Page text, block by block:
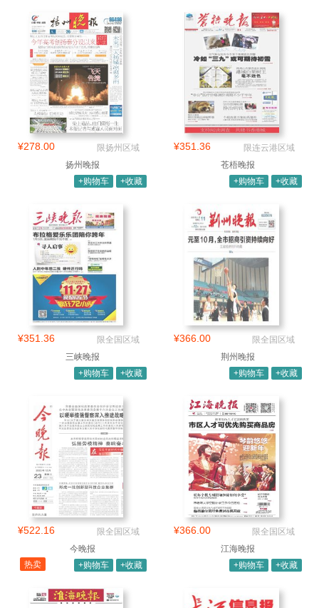
¥278.00
限扬州区域
扬州晚报
+购物车
+收藏
¥351.36
限连云港区域
苍梧晚报
+购物车
+收藏
¥351.36
限全国区域
三峡晚报
+购物车
+收藏
¥366.00
限全国区域
荆州晚报
+购物车
+收藏
¥522.16
限全国区域
今晚报
热卖
+购物车 +收藏
¥366.00
限全国区域
江海晚报
+购物车
+收藏